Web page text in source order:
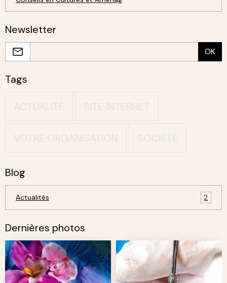
Newsletter
OK
Tags
ACTUALITÉ SITE INTERNET
VOTRE ORGANISATION SOCIÉTÉ
Blog
Actualités 2
Dernières photos